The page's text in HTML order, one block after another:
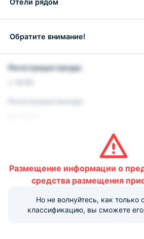
Обратите внимание!
Регистрация заезда:
Условия и правила проживания:
Допускается размещение домашних
Варианты оплаты, доступные на
Наличные Безналичный Visa Euro/Mastercard
Размещение информации о
средства размещения
Но не волнуйтесь, как только
классификацию, вы сможете его